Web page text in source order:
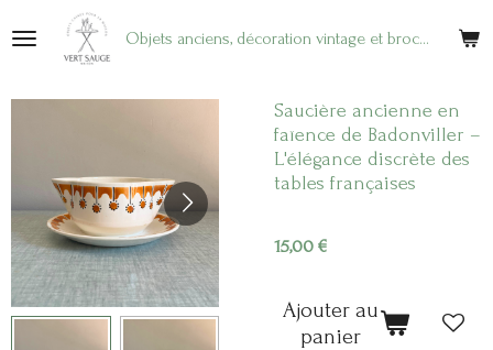
Passer
au
principal
Objets anciens, décoration vintage et brocante en ligne
Saucière ancienne en
faïence de Badonviller –
L'élégance discrète des
tables françaises
15,00 €
Ajouter au
panier